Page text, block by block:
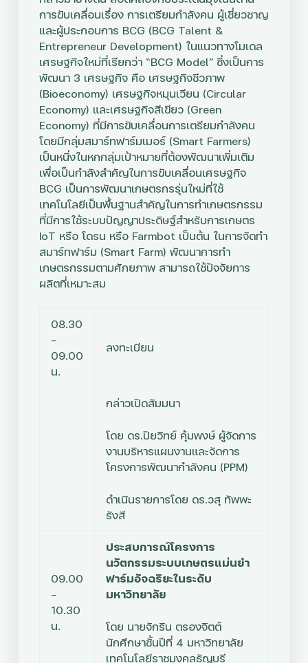
การขับเคลื่อนเรื่อง การเตรียมกำลังคน ผู้เชี่ยวชาญ
และผู้ประกอบการ BCG (BCG Talent &
Entrepreneur Development) ในแนวทางโมเดล
เศรษฐกิจใหม่ที่เรียกว่า “BCG Model” ซึ่งเป็นการ
พัฒนา 3 เศรษฐกิจ คือ เศรษฐกิจชีวภาพ
(Bioeconomy) เศรษฐกิจหมุนเวียน (Circular
Economy) และเศรษฐกิจสีเขียว (Green
Economy) ที่มีการขับเคลื่อนการเตรียมกำลังคน
โดยมีกลุ่มสมาร์ทฟาร์มเมอร์ (Smart Farmers)
เป็นหนึ่งในหกกลุ่มเป้าหมายที่ต้องพัฒนาเพิ่มเติม
เพื่อเป็นกำลังสำคัญในการขับเคลื่อนเศรษฐกิจ
BCG เป็นการพัฒนาเกษตรกรรุ่นใหม่ที่ใช้
เทคโนโลยีเป็นพื้นฐานสำคัญในการทำเกษตรกรรม
ที่มีการใช้ระบบปัญญาประดิษฐ์สำหรับการเกษตร
IoT หรือ โดรน หรือ Farmbot เป็นต้น ในการจัดทำ
สมาร์ทฟาร์ม (Smart Farm) พัฒนาการทำ
เกษตรกรรมตามศักยภาพ สามารถใช้ปัจจัยการ
ผลิตที่เหมาะสม
08.30
–
09.00
น.
ลงทะเบียน
กล่าวเปิดสัมมนา
โดย ดร.ปิยวิทย์ คุ้มพงษ์ ผู้จัดการ
งานบริหารแผนงานและจัดการ
โครงการพัฒนากำลังคน (PPM)
ดำเนินรายการโดย ดร.วสุ ทัพพะ
รังสี
09.00
–
10.30
น.
ประสบการณ์โครงการ
นวัตกรรมระบบเกษตรแม่นยำ
ฟาร์มอัจฉริยะในระดับ
มหาวิทยาลัย
โดย นายจักริน ตรองจิตต์
นักศึกษาชั้นปีที่ 4 มหาวิทยาลัย
เทคโนโลยีราชมงคลธัญบุรี